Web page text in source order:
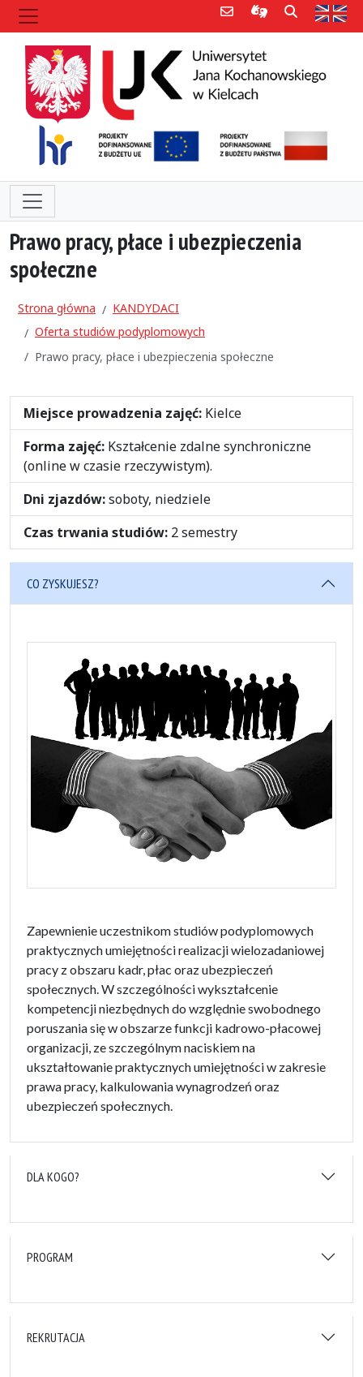
Poczta e-mailInformacje dla
Szukaj
Prawo pracy, płace i ubezpieczenia
społeczne
Strona główna
KANDYDACI
Oferta studiów podyplomowych
Prawo pracy, płace i ubezpieczenia społeczne
Miejsce prowadzenia zajęć: Kielce
Forma zajęć: Kształcenie zdalne synchroniczne
(online w czasie rzeczywistym).
Dni zjazdów:soboty, niedziele
Czas trwania studiów: 2 semestry
CO ZYSKUJESZ?
Zapewnienie uczestnikom studiów podyplomowych
praktycznych umiejętności realizacji wielozadaniowej
pracy z obszaru kadr, płac oraz ubezpieczeń
społecznych. W szczególności wykształcenie
kompetencji niezbędnych do względnie swobodnego
poruszania się w obszarze funkcji kadrowo-płacowej
organizacji, ze szczególnym naciskiem na
ukształtowanie praktycznych umiejętności w zakresie
prawa pracy, kalkulowania wynagrodzeń oraz
ubezpieczeń społecznych.
DLA KOGO?
PROGRAM
REKRUTACJA